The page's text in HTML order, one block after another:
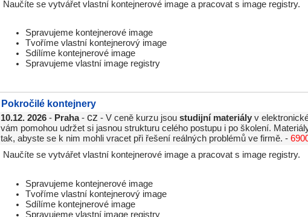
Naučíte se vytvářet vlastní kontejnerové image a pracovat s image registry.
Spravujeme kontejnerové image
Tvoříme vlastní kontejnerový image
Sdílíme kontejnerové image
Spravujeme vlastní image registry
Pokročilé kontejnery
10.12. 2026 - Praha- cz - V ceně kurzu jsou studijní materiály v
vám pomohou udržet si jasnou strukturu celého postupu i po školení.
tak, abyste se k nim mohli vracet při řešení reálných problémů ve firmě. -
Naučíte se vytvářet vlastní kontejnerové image a pracovat s image registry.
Spravujeme kontejnerové image
Tvoříme vlastní kontejnerový image
Sdílíme kontejnerové image
Spravujeme vlastní image registry